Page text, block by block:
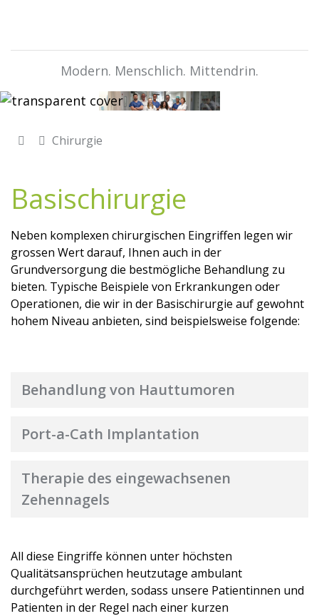
Modern. Menschlich. Mittendrin.
Chirurgie
Basischirurgie
Neben komplexen chirurgischen Eingriffen legen wir
grossen Wert darauf, Ihnen auch in der
Grundversorgung die bestmögliche Behandlung zu
bieten. Typische Beispiele von Erkrankungen oder
Operationen, die wir in der Basischirurgie auf gewohnt
hohem Niveau anbieten, sind beispielsweise folgende:
Behandlung von Hauttumoren
Port-a-Cath Implantation
Therapie des eingewachsenen
Zehennagels
All diese Eingriffe können unter höchsten
Qualitätsansprüchen heutzutage ambulant
durchgeführt werden, sodass unsere Patientinnen und
Patienten in der Regel nach einer kurzen